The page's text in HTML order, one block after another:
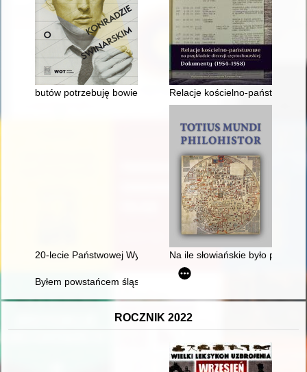
butów potrzebuję bowiem najpilniej" : niemieckojęzyczne listy
Relacje kościelno-państwowe
20-lecie Państwowej Wyższej Szkoły Zawodowej w Chełmie :
Na ile słowiańskie było polskie
Byłem powstańcem śląskim roku 1921 : katalog pamiątek po
ROCZNIK 2022